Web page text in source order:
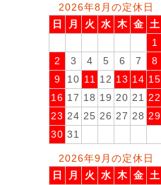
2026年8月の定休日
日
月 火 水 木 金 土
1
2
3 4 5 6 7
8
9
10 11 12 13 14 15
16 17 18 19 20 21 22
23 24 25 26 27 28 29
30 31
2026年9月の定休日
日
月 火 水 木 金 土